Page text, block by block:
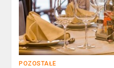
POZOSTAŁE